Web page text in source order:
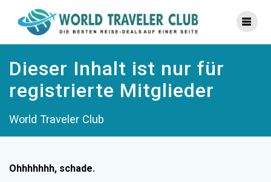
Inhalt
springen
Dieser Inhalt ist nur für
registrierte Mitglieder
World Traveler Club
Ohhhhhhh, schade.